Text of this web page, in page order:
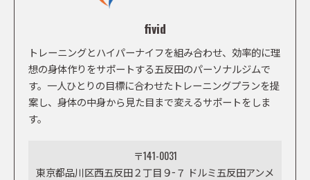
fivid
トレーニングとハイパーナイフを組み合わせ、効率的に理
想の身体作りをサポートする五反田のパーソナルジムで
す。一人ひとりの目標に合わせたトレーニングプランを提
案し、身体の中身から見た目まで変えるサポートをしま
す。
〒141-0031
東京都品川区西五反田２丁目９−７ ドルミ五反田アンメ